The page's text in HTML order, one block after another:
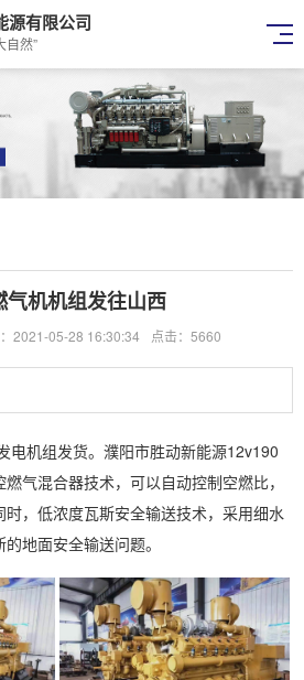
源有限公司
自然”
气机机组发往山西
2021-05-28 16:30:34 点击：5660
电机组发货。濮阳市胜动新能源12v190
气混合器技术，可以自动控制空燃比，
，低浓度瓦斯安全输送技术，采用细水
地面安全输送问题。